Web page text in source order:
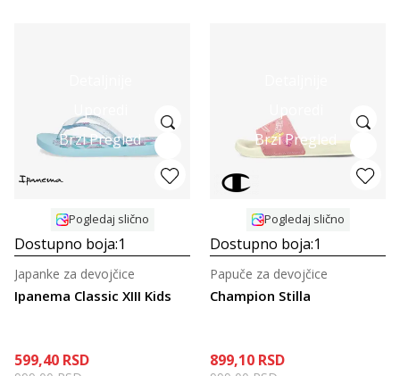
Brzi Pregled
Pogledaj slično
Dostupno boja:1
Ipanema Classic XIII Kids
Japanke za devojčice
599,40 RSD
Brzi Pregled
Pogledaj slično
Dostupno boja:1
Champion Stilla
Papuče za devojčice
899,10 RSD